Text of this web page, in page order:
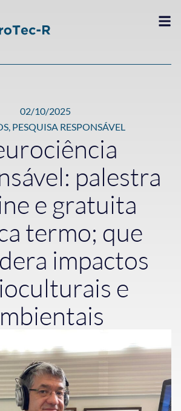
02/10/2025
, PESQUISA RESPONSÁVEL
palestra
e gratuita
termo; que
impactos
e